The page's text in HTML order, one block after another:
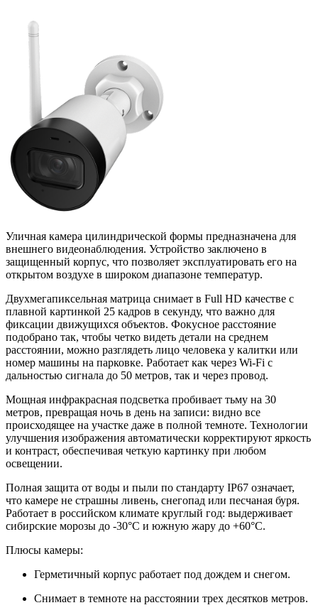
Уличная камера цилиндрической формы предназначена для
внешнего видеонаблюдения. Устройство заключено в
защищенный корпус, что позволяет эксплуатировать его на
открытом воздухе в широком диапазоне температур.
Двухмегапиксельная матрица снимает в Full HD качестве с
плавной картинкой 25 кадров в секунду, что важно для
фиксации движущихся объектов. Фокусное расстояние
подобрано так, чтобы четко видеть детали на среднем
расстоянии, можно разглядеть лицо человека у калитки или
номер машины на парковке. Работает как через Wi-Fi с
дальностью сигнала до 50 метров, так и через провод.
Мощная инфракрасная подсветка пробивает тьму на 30
метров, превращая ночь в день на записи: видно все
происходящее на участке даже в полной темноте. Технологии
улучшения изображения автоматически корректируют яркость
и контраст, обеспечивая четкую картинку при любом
освещении.
Полная защита от воды и пыли по стандарту IP67 означает,
что камере не страшны ливень, снегопад или песчаная буря.
Работает в российском климате круглый год: выдерживает
сибирские морозы до -30°C и южную жару до +60°C.
Плюсы камеры:
Герметичный корпус работает под дождем и снегом.
Снимает в темноте на расстоянии трех десятков метров.